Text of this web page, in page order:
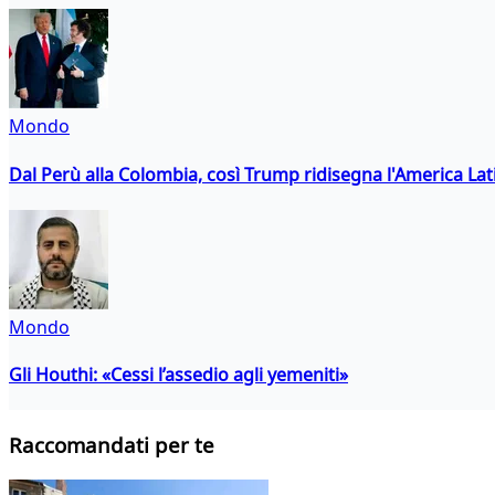
Mondo
Dal Perù alla Colombia, così Trump ridisegna l'America
Mondo
Gli Houthi: «Cessi l’assedio agli yemeniti»
Raccomandati per te